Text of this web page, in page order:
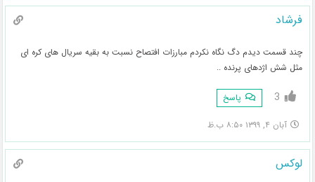
فرشاد
چند قسمت دیدم دگ نگاه نکردم مبارزات افتصاح نسبت به بقیه سریال های کره ای
مثل شش اژدهای پرنده ..
3 پاسخ
آبان ۴, ۱۳۹۹ ۸:۵۰ ب.ظ
لوکس